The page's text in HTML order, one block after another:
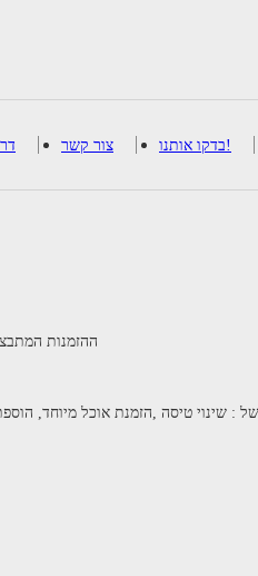
צור קשר בדקו אותנו!
** ההזמנות